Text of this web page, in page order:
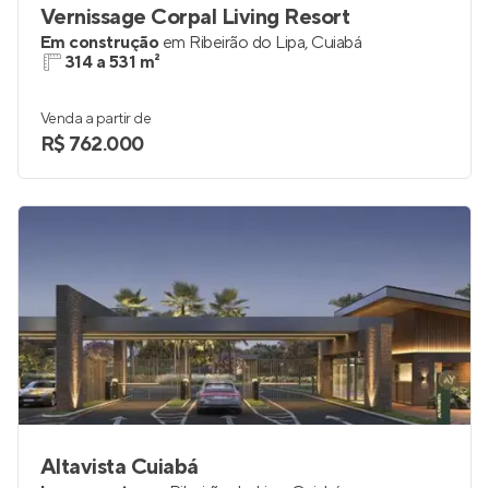
Vernissage Corpal Living Resort
Em construção em Ribeirão do Lipa, Cuiabá
314 a 531 m²
Venda a partir de
R$ 762.000
Altavista Cuiabá